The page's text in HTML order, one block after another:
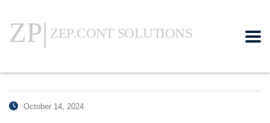
October 14, 2024